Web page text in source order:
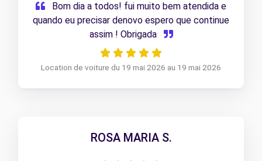
Bom dia a todos! fui muito bem atendida e
quando eu precisar denovo espero que continue
assim ! Obrigada
Location de voiture du 19 mai 2026 au 19 mai 2026
ROSA MARIA S.